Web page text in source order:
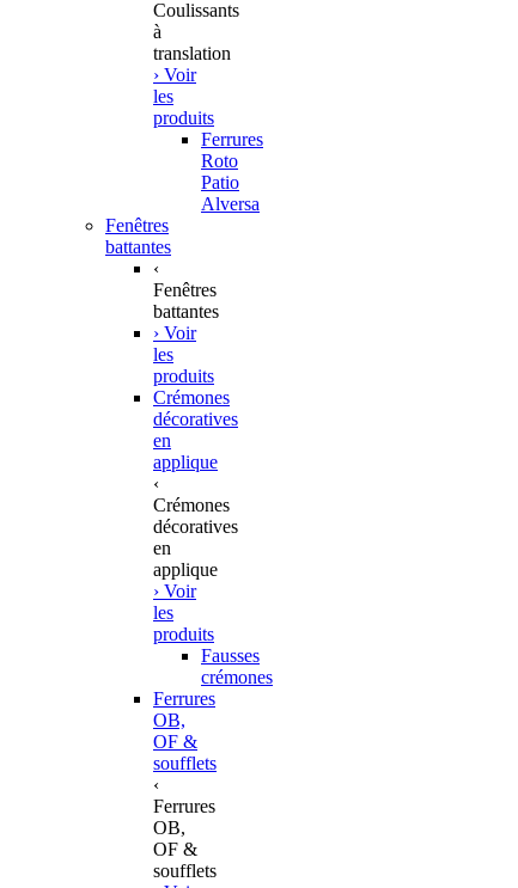
Coulissants
à
translation
› Voir
les
produits
Ferrures
Roto
Patio
Alversa
Fenêtres
battantes
‹
Fenêtres
battantes
› Voir
les
produits
Crémones
décoratives
en
applique
‹
Crémones
décoratives
en
applique
› Voir
les
produits
Fausses
crémones
Ferrures
OB,
OF &
soufflets
‹
Ferrures
OB,
OF &
soufflets